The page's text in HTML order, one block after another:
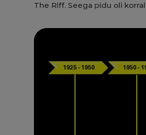
The Riff. Seega pidu oli